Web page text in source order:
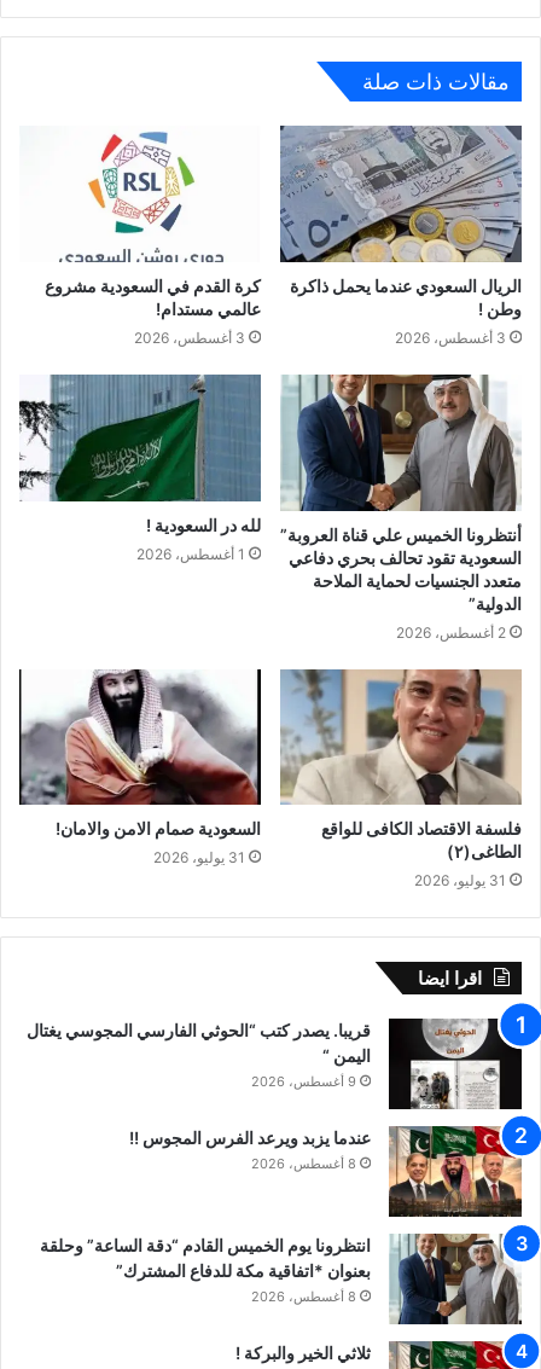
مقالات ذات صلة
الريال السعودي عندما يحمل ذاكرة
وطن !
3 أغسطس، 2026
كرة القدم في السعودية مشروع
عالمي مستدام!
3 أغسطس، 2026
أنتظرونا الخميس علي قناة العروبة”
السعودية تقود تحالف بحري دفاعي
متعدد الجنسيات لحماية الملاحة
الدولية”
2 أغسطس، 2026
لله در السعودية !
1 أغسطس، 2026
فلسفة الاقتصاد الكافى للواقع
الطاغى(٢)
31 يوليو، 2026
السعودية صمام الامن والامان!
31 يوليو، 2026
اقرا ايضا
قريبا. يصدر كتب “الحوثي الفارسي المجوسي يغتال
اليمن “
9 أغسطس، 2026
عندما يزبد ويرعد الفرس المجوس !!
8 أغسطس، 2026
انتظرونا يوم الخميس القادم “دقة الساعة” وحلقة
بعنوان *اتفاقية مكة للدفاع المشترك”
8 أغسطس، 2026
ثلاثي الخير والبركة !